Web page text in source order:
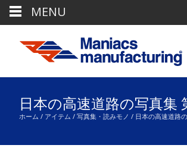
日本の高速道路の写真集
ホーム / アイテム / 写真集・読みモノ / 日本の高速道路
MENU